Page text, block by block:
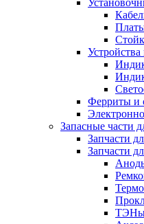
Ферриты и
Запасные части
Запчасти
Запчасти
ТЭНы